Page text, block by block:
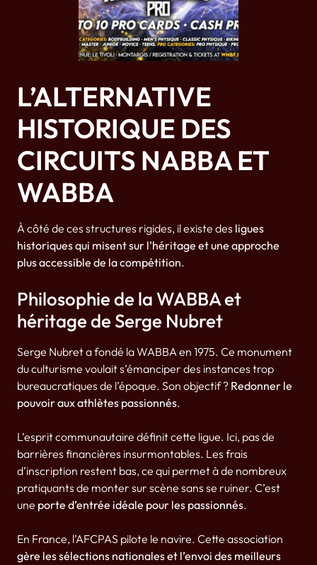
L’ALTERNATIVE
HISTORIQUE DES
CIRCUITS NABBA ET
WABBA
À côté de ces structures rigides, il existe des ligues
historiques qui misent sur l’héritage et une approche
plus accessible de la compétition.
Philosophie de la WABBA et
héritage de Serge Nubret
Serge Nubret a fondé la WABBA en 1975. Ce monument
du culturisme voulait s’émanciper des instances trop
bureaucratiques de l’époque. Son objectif ? Redonner le
pouvoir aux athlètes passionnés.
L’esprit communautaire définit cette ligue. Ici, pas de
barrières financières insurmontables. Les frais
d’inscription restent bas, ce qui permet à de nombreux
pratiquants de monter sur scène sans se ruiner. C’est
une porte d’entrée idéale pour les passionnés.
En France, l’AFCPAS pilote le navire. Cette association
gère les sélections nationales et l’envoi des meilleurs